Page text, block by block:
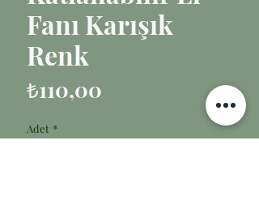
Fanı Karışık
Renk
₺110,00
Adet *